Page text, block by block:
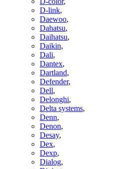
D-link,
Daewoo,
Dahatsu,
Daihatsu,
Daikin,
Dali,
Dantex,
Dartland,
Defender,
Dell,
Delonghi,
Delta systems,
Denn,
Denon,
Desay,
Dex,
Dexp,
Dialog,